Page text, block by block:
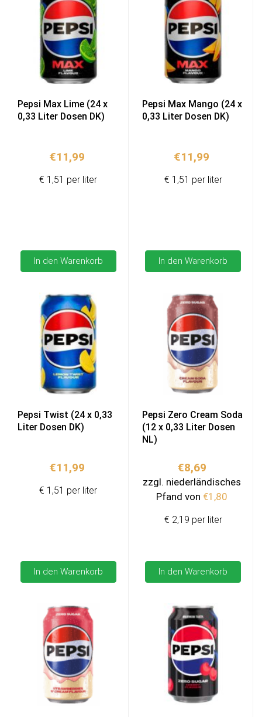
Pepsi Max Lime (24 x
0,33 Liter Dosen DK)
€11,99
In den Warenkorb
€ 1,51 per liter
Pepsi Max Mango (24 x
0,33 Liter Dosen DK)
€11,99
In den Warenkorb
€ 1,51 per liter
Pepsi Twist (24 x 0,33
Liter Dosen DK)
€11,99
In den Warenkorb
€ 1,51 per liter
Pepsi Zero Cream Soda
(12 x 0,33 Liter Dosen
NL)
€8,69
zzgl. niederländisches
Pfand von €1,80
In den Warenkorb
€ 2,19 per liter